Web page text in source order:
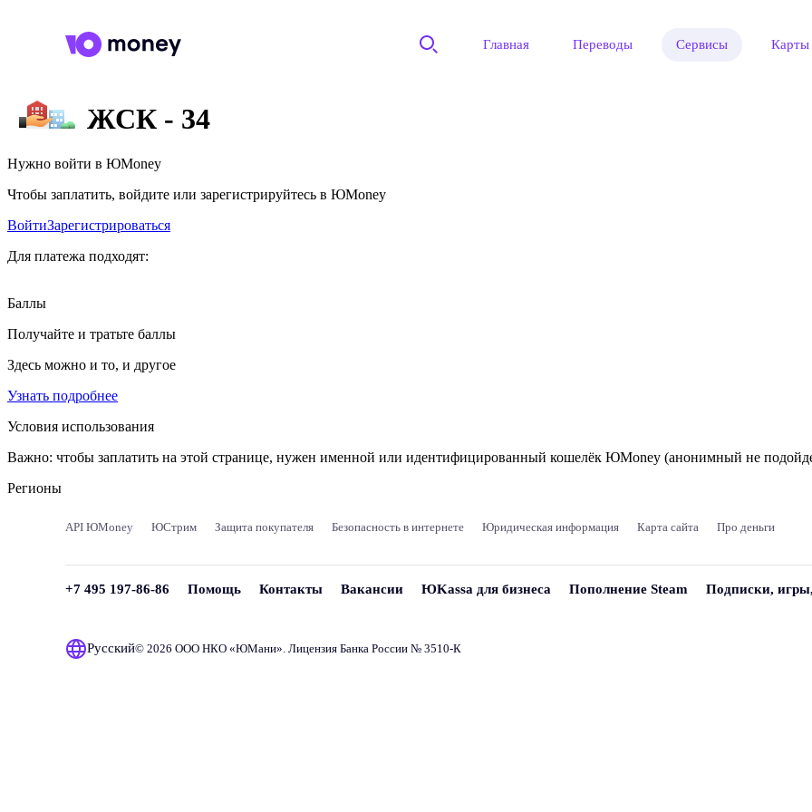
Главная Переводы Сервисы Карты
ЖСК - 34
Нужно войти в ЮMoney
Чтобы заплатить, войдите или зарегистрируйтесь в ЮMoney
ВойтиЗарегистрироваться
Для платежа подходят:
Баллы
Получайте и тратьте баллы
Здесь можно и то, и другое
Узнать подробнее
Условия использования
Важно: чтобы заплатить на этой странице, нужен именной или идентифицированный кошелёк ЮMoney (анонимный не
Регионы
API ЮMoney ЮСтрим Защита покупателя Безопасность в интернете Юридическая информация Карта сайта Про деньги
+7 495 197-86-86 Помощь Контакты Вакансии ЮKassa для бизнеса Пополнение Steam Подписки,
Русский© 2026 ООО НКО «ЮМани». Лицензия Банка России № 3510‑К